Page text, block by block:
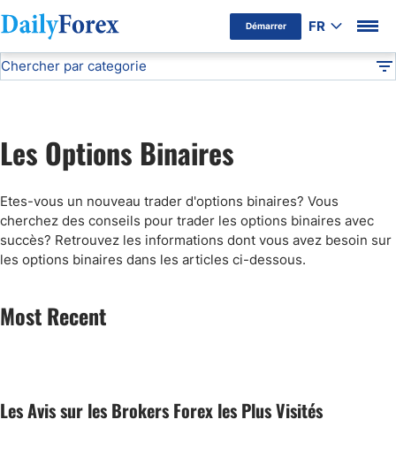
Démarrer FR
Avertissement Publicitaire
Chercher par categorie
Les cryptomonnaies
Stratégies Forex
Brokers Forex
Les Options Binaires
Psychologie du trader
Les Options Binaires
Etes-vous un nouveau trader d'options binaires? Vous
cherchez des conseils pour trader les options binaires avec
succès? Retrouvez les informations dont vous avez besoin sur
les options binaires dans les articles ci-dessous.
Most Recent
Les Avis sur les Brokers Forex les Plus Visités